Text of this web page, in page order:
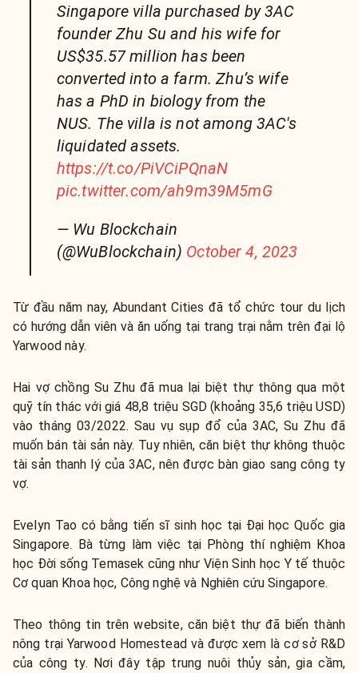
Singapore villa purchased by 3AC
founder Zhu Su and his wife for
US$35.57 million has been
converted into a farm. Zhu’s wife
has a PhD in biology from the
NUS. The villa is not among 3AC's
liquidated assets.
https://t.co/PiVCiPQnaN
pic.twitter.com/ah9m39M5mG
— Wu Blockchain
(@WuBlockchain) October 4, 2023
Từ đầu năm nay, Abundant Cities đã tổ chức tour du lịch
có hướng dẫn viên và ăn uống tại trang trại nằm trên đại lộ
Yarwood này.
Hai vợ chồng Su Zhu đã mua lại biệt thự thông qua một
quỹ tín thác với giá 48,8 triệu SGD (khoảng 35,6 triệu USD)
vào tháng 03/2022. Sau vụ sụp đổ của 3AC, Su Zhu đã
muốn bán tài sản này. Tuy nhiên, căn biệt thự không thuộc
tài sản thanh lý của 3AC, nên được bàn giao sang công ty
vợ.
Evelyn Tao có bằng tiến sĩ sinh học tại Đại học Quốc gia
Singapore. Bà từng làm việc tại Phòng thí nghiệm Khoa
học Đời sống Temasek cũng như Viện Sinh học Y tế thuộc
Cơ quan Khoa học, Công nghệ và Nghiên cứu Singapore.
Theo thông tin trên website, căn biệt thự đã biến thành
nông trại Yarwood Homestead và được xem là cơ sở R&D
của công ty. Nơi đây tập trung nuôi thủy sản, gia cầm,